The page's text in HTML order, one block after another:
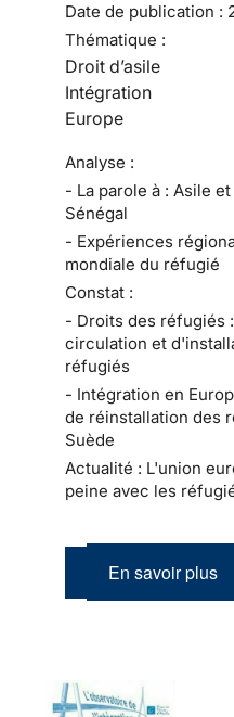
Date de publication :
Thématique :
Droit d’asile
Intégration
Europe
Analyse :
- La parole à : Asile
Sénégal
- Expériences
mondiale du réfugié
Constat :
- Droits des réfugiés
circulation et
réfugiés
- Intégration en
de réinstallation des
Suède
Actualité : L'union
peine avec les
En savoir plus